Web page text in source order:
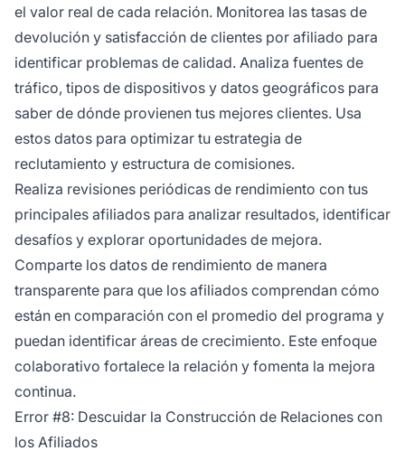
el valor real de cada relación. Monitorea las tasas de
devolución y satisfacción de clientes por afiliado para
identificar problemas de calidad. Analiza fuentes de
tráfico, tipos de dispositivos y datos geográficos para
saber de dónde provienen tus mejores clientes. Usa
estos datos para optimizar tu estrategia de
reclutamiento y estructura de comisiones.
Realiza revisiones periódicas de rendimiento con tus
principales afiliados para analizar resultados, identificar
desafíos y explorar oportunidades de mejora.
Comparte los datos de rendimiento de manera
transparente para que los afiliados comprendan cómo
están en comparación con el promedio del programa y
puedan identificar áreas de crecimiento. Este enfoque
colaborativo fortalece la relación y fomenta la mejora
continua.
Error #8: Descuidar la Construcción de Relaciones con
los Afiliados